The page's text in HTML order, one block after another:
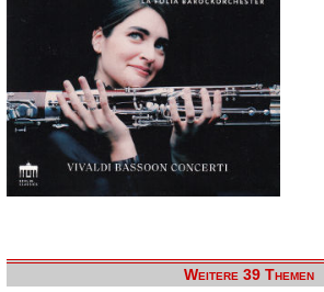
Weitere 39 Themen